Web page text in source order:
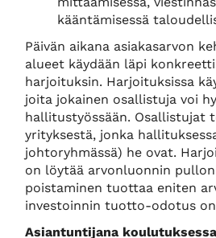
kääntämisessä
Päivän aikana asiakasarvon
alueet käydään läpi
harjoituksin. Harjoituksissa
joita jokainen osallistuja voi
hallitustyössään. Osallistujat
yrityksestä, jonka
johtoryhmässä) he ovat.
on löytää arvonluonnin
poistaminen tuottaa eniten
investoinnin tuotto-odotus
Asiantuntijana koulutuksessa